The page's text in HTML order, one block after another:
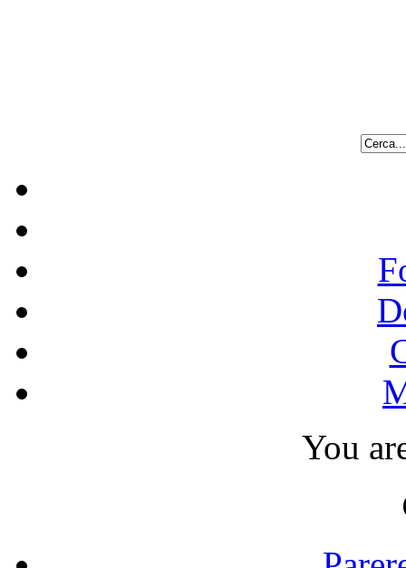
You